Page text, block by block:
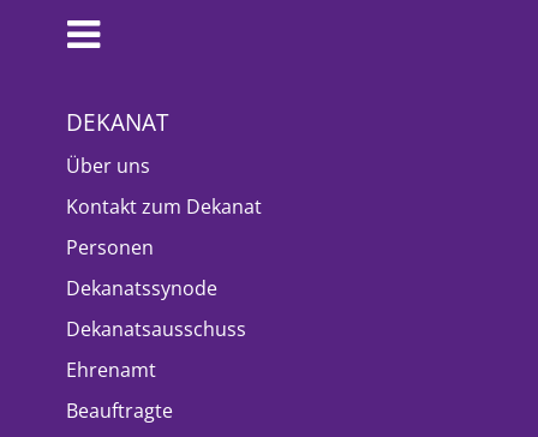
DEKANAT
Über uns
Kontakt zum Dekanat
Personen
Dekanatssynode
Dekanatsausschuss
Ehrenamt
Beauftragte